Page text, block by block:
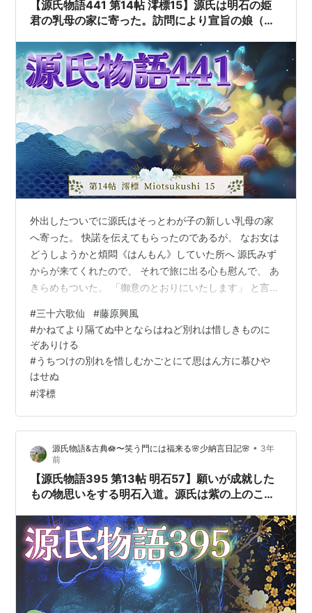
【源氏物語441 第14帖 澪標15】源氏は明石の姫
君の乳母の家に寄った。訪問により宣旨の娘（乳
は冷やかした。
外出したついでに源氏はそっとわが子の新しい乳母の家
へ寄った。 快諾を伝えてもらったのであるが、 なお女は
どうしようかと煩悶《はんもん》していた所へ 源氏みず
からが来てくれたので、 それで旅に出る心も慰んで、 あ
きらめもついた。 「御意のとおりにいたします」 と言っ
とに源氏はした。 「同情がないようだけれど、 私は将来
に特別な考えもある子なのだからね、 それに私も経験し
て来た土地の生活だから、 そう思ってまあ初めだけしば
らく我慢をすれば馴れてしまうよ」 と源氏は明石の入道
家のことをくわしく話して聞かせた。 母といっしょに父
#三十六歌仙 #藤原興風
#かねてより隔てぬ中とならはねど別れは惜しきものに
ぞありける
#うちつけの別れを惜しむかごとにて思はん方に慕ひや
はせぬ
#澪標
源氏物語&古典🪷〜笑う門には福来る🌸少納言日記🌸 • 3年
前
【源氏物語395 第13帖 明石57】願いが成就した
もの物思いをする明石入道。源氏は紫の上のこと